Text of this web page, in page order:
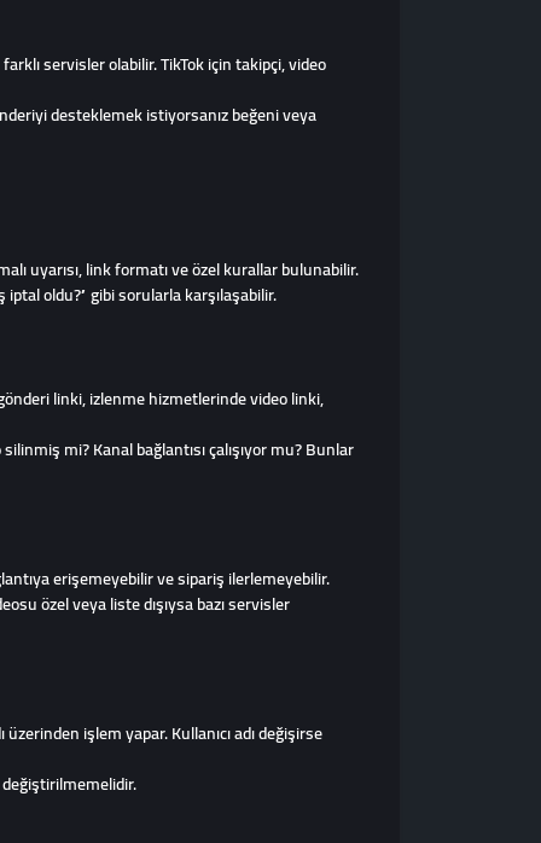
servisler olabilir. TikTok için takipçi, video
desteklemek istiyorsanız beğeni veya
uyarısı, link formatı ve özel kurallar bulunabilir.
oldu?” gibi sorularla karşılaşabilir.
linki, izlenme hizmetlerinde video linki,
mi? Kanal bağlantısı çalışıyor mu? Bunlar
erişemeyebilir ve sipariş ilerlemeyebilir.
özel veya liste dışıysa bazı servisler
işlem yapar. Kullanıcı adı değişirse